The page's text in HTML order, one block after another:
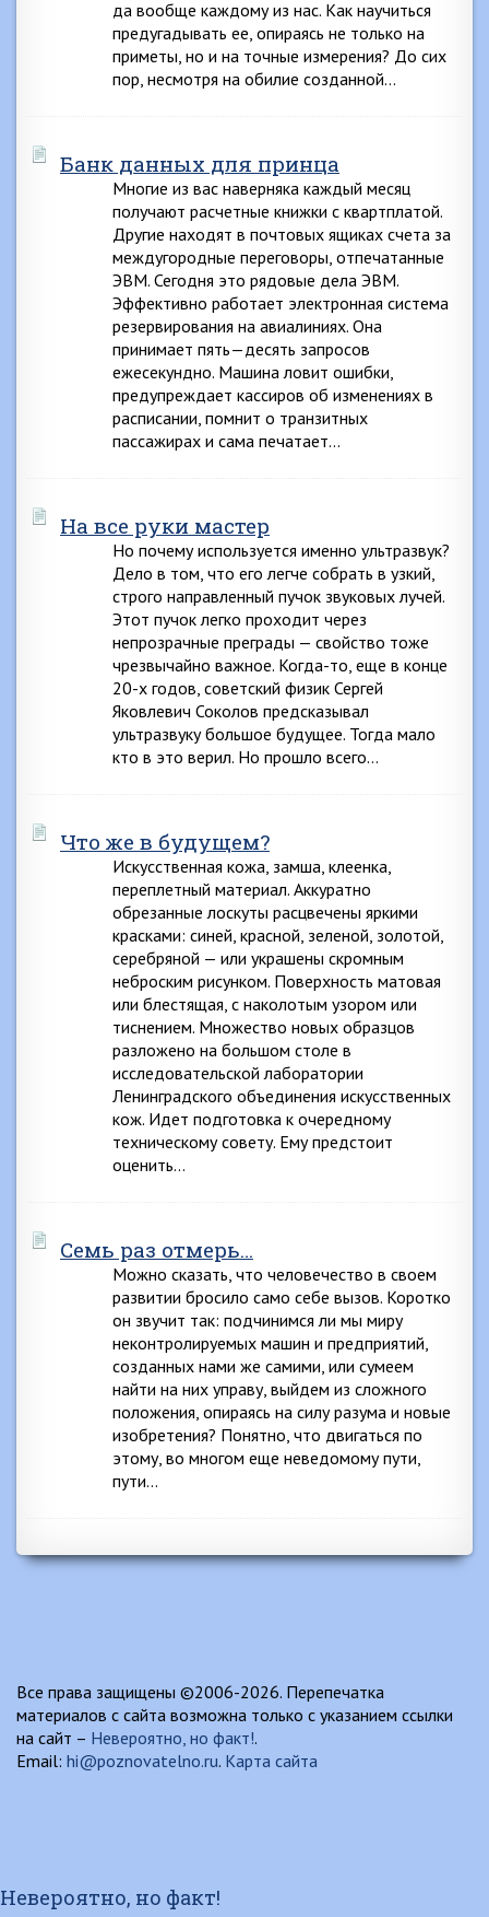
да вообще каждому из нас. Как научиться
предугадывать ее, опираясь не только на
приметы, но и на точные измерения? До сих
пор, несмотря на обилие созданной…
Банк данных для принца
Многие из вас наверняка каждый месяц
получают расчетные книжки с квартплатой.
Другие находят в почтовых ящиках счета за
междугородные переговоры, отпечатанные
ЭВМ. Сегодня это рядовые дела ЭВМ.
Эффективно работает электронная система
резервирования на авиалиниях. Она
принимает пять—десять запросов
ежесекундно. Машина ловит ошибки,
предупреждает кассиров об изменениях в
расписании, помнит о транзитных
пассажирах и сама печатает…
На все руки мастер
Но почему используется именно ультразвук?
Дело в том, что его легче собрать в узкий,
строго направленный пучок звуковых лучей.
Этот пучок легко проходит через
непрозрачные преграды — свойство тоже
чрезвычайно важное. Когда-то, еще в конце
20-х годов, советский физик Сергей
Яковлевич Соколов предсказывал
ультразвуку большое будущее. Тогда мало
кто в это верил. Но прошло всего…
Что же в будущем?
Искусственная кожа, замша, клеенка,
переплетный материал. Аккуратно
обрезанные лоскуты расцвечены яркими
красками: синей, красной, зеленой, золотой,
серебряной — или украшены скромным
неброским рисунком. Поверхность матовая
или блестящая, с наколотым узором или
тиснением. Множество новых образцов
разложено на большом столе в
исследовательской лаборатории
Ленинградского объединения искусственных
кож. Идет подготовка к очередному
техническому совету. Ему предстоит
оценить…
Семь раз отмерь…
Можно сказать, что человечество в своем
развитии бросило само себе вызов. Коротко
он звучит так: подчинимся ли мы миру
неконтролируемых машин и предприятий,
созданных нами же самими, или сумеем
найти на них управу, выйдем из сложного
положения, опираясь на силу разума и новые
изобретения? Понятно, что двигаться по
этому, во многом еще неведомому пути,
пути…
Все права защищены ©2006-2026. Перепечатка
материалов с сайта возможна только с указанием ссылки
на сайт – Невероятно, но факт!.
Email: hi@poznovatelno.ru. Карта сайта
Невероятно, но факт!